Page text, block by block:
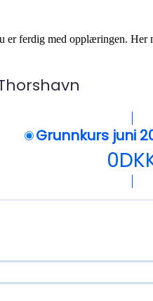
ferdig med opplæringen.
Grunnkurs juni
0